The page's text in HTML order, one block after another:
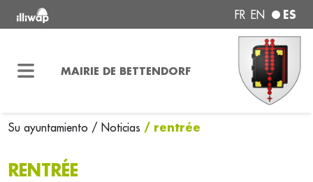
FR EN ES
MAIRIE DE BETTENDORF
Su ayuntamiento / Noticias / rentrée
RENTRÉE